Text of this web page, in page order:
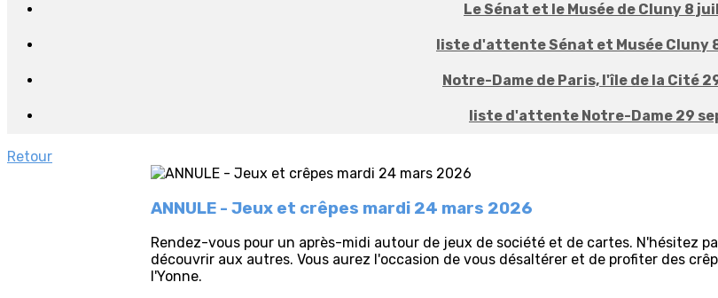
Le Sénat et le Musée de Cluny 8
liste d'attente Sénat et Musée Cluny
Notre-Dame de Paris, l'île de la Cité
liste d'attente Notre-Dame 29
Retour
ANNULE - Jeux et crêpes mardi 24 mars 2026
Rendez-vous pour un après-midi autour de jeux de société et de cartes. N'hésitez
découvrir aux autres. Vous aurez l'occasion de vous désaltérer et de profiter des
l'Yonne.